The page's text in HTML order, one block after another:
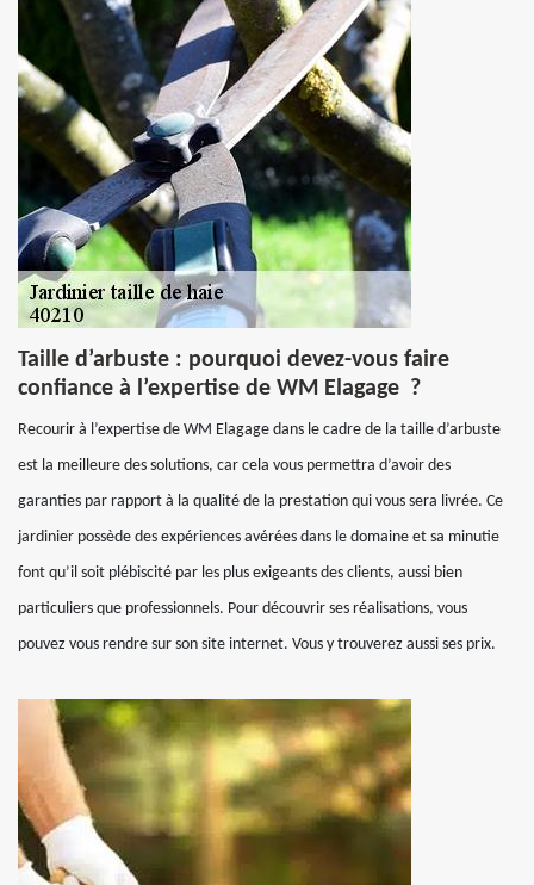
Taille d’arbuste : pourquoi devez-vous faire
confiance à l’expertise de WM Elagage ?
Recourir à l’expertise de WM Elagage dans le cadre de la taille d’arbuste
est la meilleure des solutions, car cela vous permettra d’avoir des
garanties par rapport à la qualité de la prestation qui vous sera livrée. Ce
jardinier possède des expériences avérées dans le domaine et sa minutie
font qu’il soit plébiscité par les plus exigeants des clients, aussi bien
particuliers que professionnels. Pour découvrir ses réalisations, vous
pouvez vous rendre sur son site internet. Vous y trouverez aussi ses prix.